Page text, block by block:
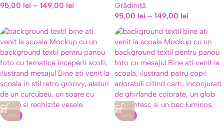
95,00 lei – 149,00 lei
Grădiniță
95,00 lei – 149,00 lei
-32% -32%